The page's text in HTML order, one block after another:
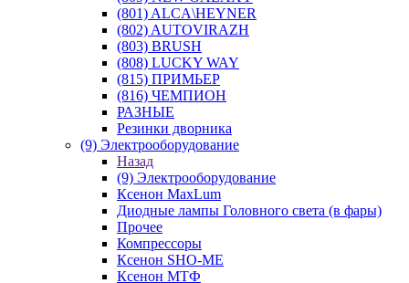
(801) ALCA\HEYNER
(802) AUTOVIRAZH
(803) BRUSH
(808) LUCKY WAY
(815) ПРИМЬЕР
(816) ЧЕМПИОН
РАЗНЫЕ
Резинки дворника
(9) Электрооборудование
Назад
(9) Электрооборудование
Ксенон MaxLum
Диодные лампы Головного света (в фары)
Прочее
Компрессоры
Ксенон SHO-ME
Ксенон МТФ